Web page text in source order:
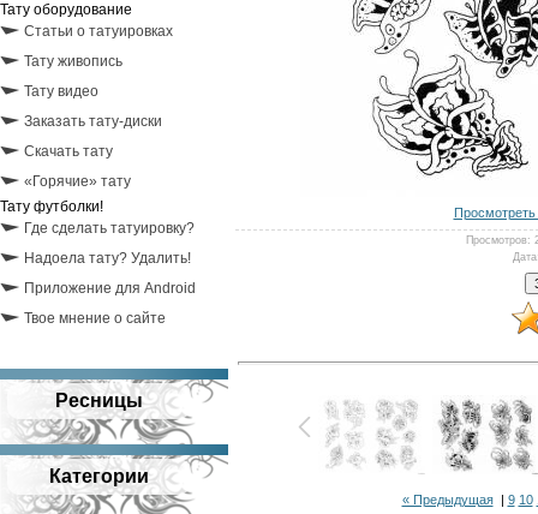
Тату оборудование
Статьи о татуировках
Тату живопись
Тату видео
Заказать тату-диски
Скачать тату
«Горячие» тату
Тату футболки!
Где сделать татуировку?
Надоела тату? Удалить!
Приложение для Android
Твое мнение о сайте
Ресницы
Категории
Просмотров:
Дата
« Предыдущая| 9 10